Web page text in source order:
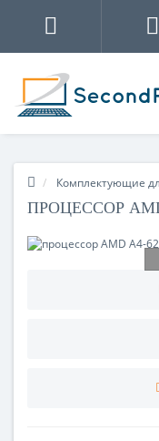
Комплектующие
ПРОЦЕССОР AMD